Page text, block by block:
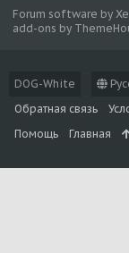
DOG-White
Обратная связь
Помощь
Главная
Forum software by
add-ons by